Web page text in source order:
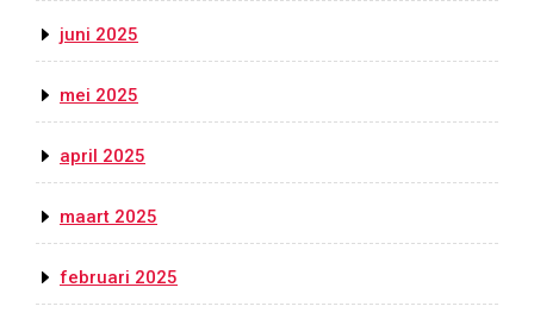
juni 2025
mei 2025
april 2025
maart 2025
februari 2025